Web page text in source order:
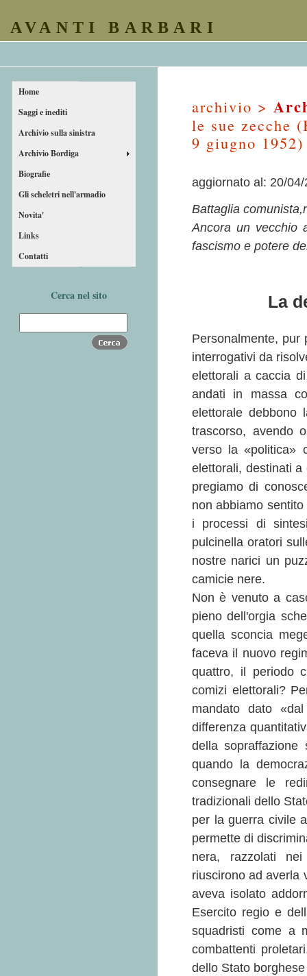
AVANTI BARBARI
Home
Saggi e inediti
Archivio sulla sinistra
Archivio Bordiga
Biografie
Gli scheletri nell'armadio
Novita'
Links
Contatti
Cerca nel sito
archivio >
le sue zecche
9 giugno 1952)
aggiornato al: 20/04/
Battaglia
Ancora un vecchio
fascismo e potere
La
Personalmente, pur
interrogativi da
elettorali a caccia
andati in massa
elettorale debbono
trascorso, avendo
verso la «politica»
elettorali, destinati
pregiamo di
non abbiamo
i processi di
pulcinella oratori
nostre narici un
camicie nere.
Non è venuto a
pieno dell'orgia
quella sconcia
faceva il nuovo
quattro, il periodo
comizi elettorali?
mandato dato
differenza
della
quando la
consegnare le
tradizionali dello
per la guerra civile
permette di
nera, razzolati nei
riuscirono ad averla
aveva isolato
Esercito regio e
squadristi come a
combattenti
dello Stato